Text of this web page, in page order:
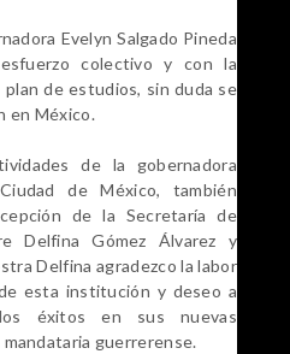
Evelyn Salgado Pineda
colectivo y con la
de estudios, sin duda se
en México.
de la gobernadora
de México, también
de la Secretaría de
Delfina Gómez Álvarez y
Delfina agradezco la labor
esta institución y deseo a
éxitos en sus nuevas
guerrerense.